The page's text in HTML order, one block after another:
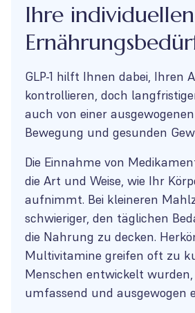
Ihre individuellen
GLP-1 hilft Ihnen dabei, Ihren
kontrollieren, doch
auch von einer
Bewegung und gesunden
Die Einnahme von
die Art und Weise, wie Ihr
aufnimmt. Bei kleineren
schwieriger, den täglichen
die Nahrung zu decken.
Multivitamine greifen oft zu
Menschen entwickelt wurden,
umfassend und ausgewogen